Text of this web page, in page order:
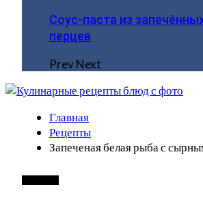
Соус-паста из
перцев
PrevNext
Главная
Рецепты
Запеченая белая рыба с